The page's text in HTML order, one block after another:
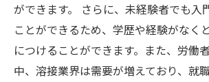
ができます。 さらに、未経験者でも入
ことができるため、学歴や経験がなく
につけることができます。また、労働
中、溶接業界は需要が増えており、就